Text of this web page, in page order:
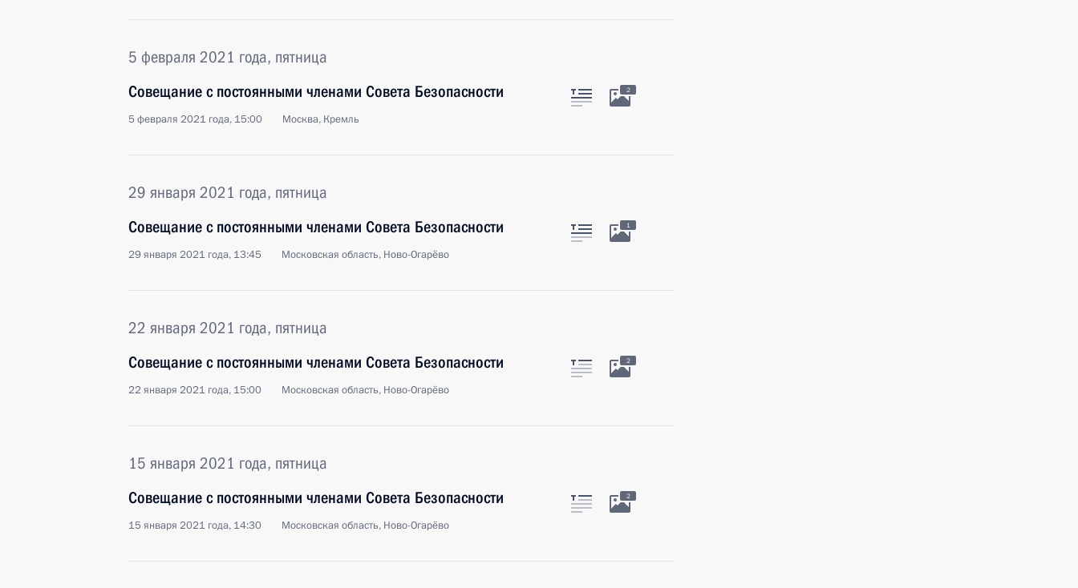
5 февраля 2021 года, пятница
Совещание с постоянными членами Совета Безопасности
5 февраля 2021 года, 15:00 Москва, Кремль
2
29 января 2021 года, пятница
Совещание с постоянными членами Совета Безопасности
29 января 2021 года, 13:45 Московская область, Ново-Огарёво
1
22 января 2021 года, пятница
Совещание с постоянными членами Совета Безопасности
22 января 2021 года, 15:00 Московская область, Ново-Огарёво
2
15 января 2021 года, пятница
Совещание с постоянными членами Совета Безопасности
15 января 2021 года, 14:30 Московская область, Ново-Огарёво
2